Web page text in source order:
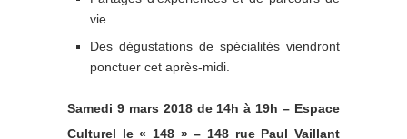
vie…
Des dégustations de spécialités viendront
ponctuer cet après-midi.
Samedi 9 mars 2018 de 14h à 19h – Espace
Culturel le « 148 » – 148 rue Paul Vaillant